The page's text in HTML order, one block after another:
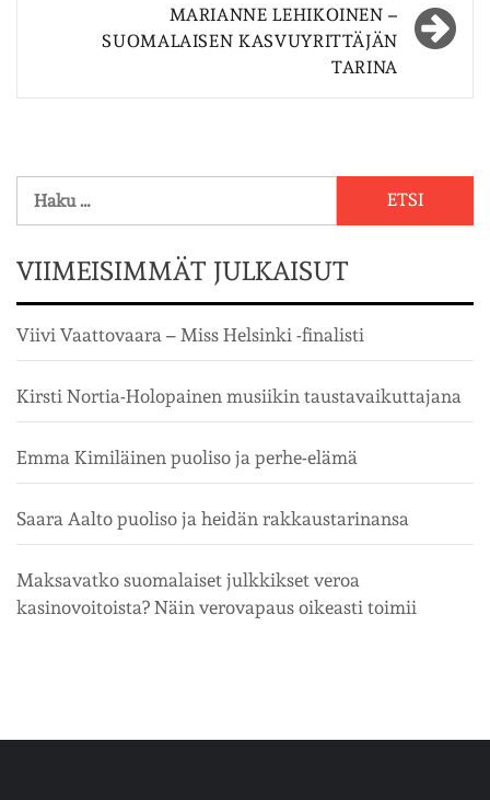
MARIANNE LEHIKOINEN –
SUOMALAISEN KASVUYRITTÄJÄN
TARINA
Haku:
VIIMEISIMMÄT JULKAISUT
Viivi Vaattovaara – Miss Helsinki -finalisti
Kirsti Nortia-Holopainen musiikin taustavaikuttajana
Emma Kimiläinen puoliso ja perhe-elämä
Saara Aalto puoliso ja heidän rakkaustarinansa
Maksavatko suomalaiset julkkikset veroa
kasinovoitoista? Näin verovapaus oikeasti toimii